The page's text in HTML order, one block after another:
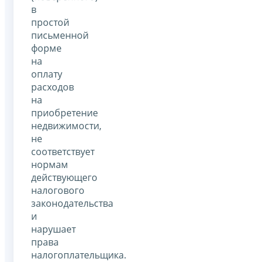
в
простой
письменной
форме
на
оплату
расходов
на
приобретение
недвижимости,
не
соответствует
нормам
действующего
налогового
законодательства
и
нарушает
права
налогоплательщика.